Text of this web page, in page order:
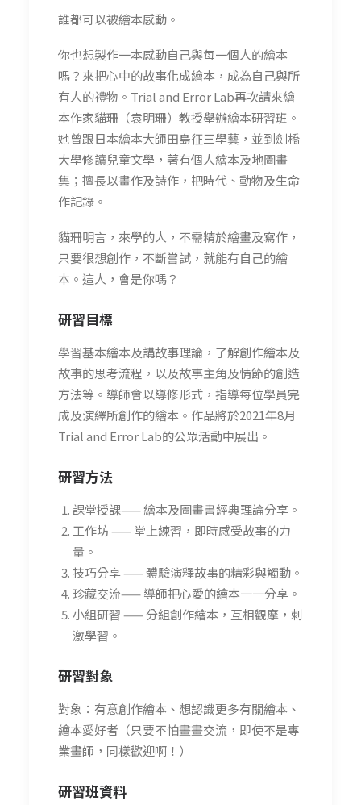
誰都可以被繪本感動。
你也想製作一本感動自己與每一個人的繪本
嗎？來把心中的故事化成繪本，成為自己與所
有人的禮物。Trial and Error Lab再次請來繪
本作家貓珊（袁明珊）教授舉辦繪本研習班。
她曾跟日本繪本大師田島征三學藝，並到劍橋
大學修讀兒童文學，著有個人繪本及地圖畫
集；擅長以畫作及詩作，把時代、動物及生命
作記錄。
貓珊明言，來學的人，不需精於繪畫及寫作，
只要很想創作，不斷嘗試，就能有自己的繪
本。這人，會是你嗎？
研習目標
學習基本繪本及講故事理論，了解創作繪本及
故事的思考流程，以及故事主角及情節的創造
方法等。導師會以導修形式，指導每位學員完
成及演繹所創作的繪本。作品將於2021年8月
Trial and Error Lab的公眾活動中展出。
研習方法
課堂授課—— 繪本及圖畫書經典理論分享。
工作坊 —— 堂上練習，即時感受故事的力
量。
技巧分享 —— 體驗演釋故事的精彩與觸動。
珍藏交流—— 導師把心愛的繪本一一分享。
小組研習 —— 分組創作繪本，互相觀摩，刺
激學習。
研習對象
對象：有意創作繪本、想認識更多有關繪本、
繪本愛好者（只要不怕畫畫交流，即使不是專
業畫師，同樣歡迎啊！）
研習班資料